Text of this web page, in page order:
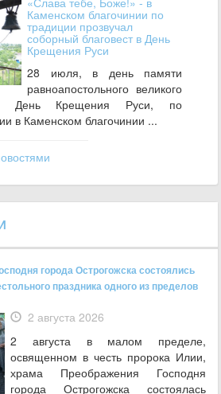
Каменском благочинии по
традиции прозвучал
соборный благовест в День
Крещения Руси
28 июля, в день памяти
равноапостольного великого
День Крещения Руси, по
в Каменском благочинии ...
города Острогожска состоялись
праздника одного из пределов
2 августа 2026
2 августа в малом пределе,
освященном в честь пророка Илии,
храма Преображения Господня
города Острогожска состоялась